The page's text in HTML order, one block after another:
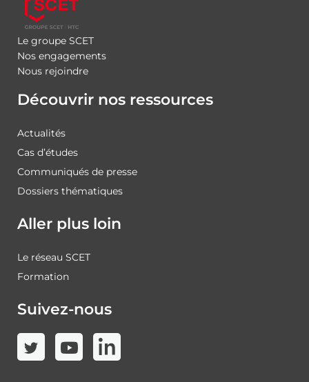
Le groupe SCET
Nos engagements
Nous rejoindre
Découvrir nos ressources
Actualités
Cas d’études
Communiqués de presse
Dossiers thématiques
Aller plus loin
Le réseau SCET
Formation
Suivez-nous